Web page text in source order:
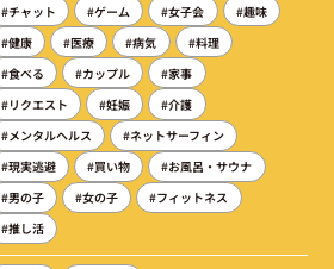
#チャット #ゲーム #女子会
#趣味
#健康
#医療 #病気
#料理
#食べる
#カップル
#家事
#リクエスト
#妊娠
#介護
#メンタルヘルス
#ネットサーフィン
#現実逃避
#買い物
#お風呂・サウナ
#男の子
#女の子
#フィットネス
#推し活